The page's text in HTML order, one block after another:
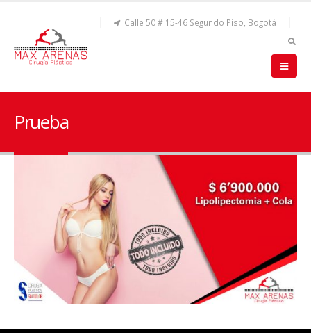
Calle 50 # 15-46 Segundo Piso, Bogotá
Prueba